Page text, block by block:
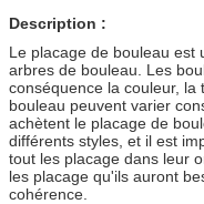
Description :
Le placage de bouleau est
arbres de bouleau. Les
conséquence la couleur,
bouleau peuvent varier
achètent le placage de
différents styles, et il est
tout les placage dans leur
les placage qu'ils auront
cohérence.